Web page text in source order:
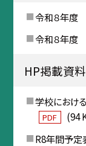
令和８年度
令和８年度
HP掲載資料
学校におけ
PDF
(94
R8年間予定